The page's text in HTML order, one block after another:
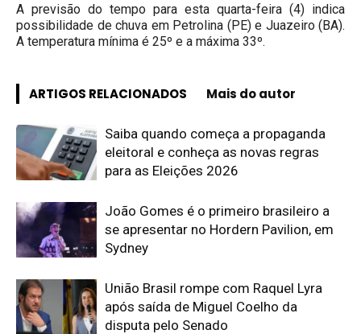
A previsão do tempo para esta quarta-feira (4) indica
possibilidade de chuva em Petrolina (PE) e Juazeiro (BA).
A temperatura mínima é 25º e a máxima 33º.
ARTIGOS RELACIONADOS Mais do autor
Saiba quando começa a propaganda
eleitoral e conheça as novas regras
para as Eleições 2026
João Gomes é o primeiro brasileiro a
se apresentar no Hordern Pavilion, em
Sydney
União Brasil rompe com Raquel Lyra
após saída de Miguel Coelho da
disputa pelo Senado